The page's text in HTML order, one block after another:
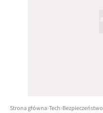
Strona główna Tech Bezpieczeństwo